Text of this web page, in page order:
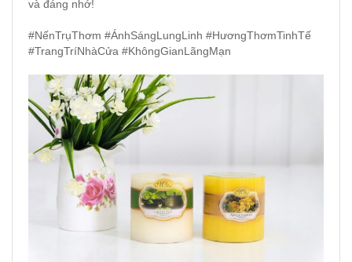
và đáng nhớ!
#NếnTrụThơm #ÁnhSángLungLinh #HươngThơmTinhTế
#TrangTríNhàCửa #KhôngGianLãngMạn